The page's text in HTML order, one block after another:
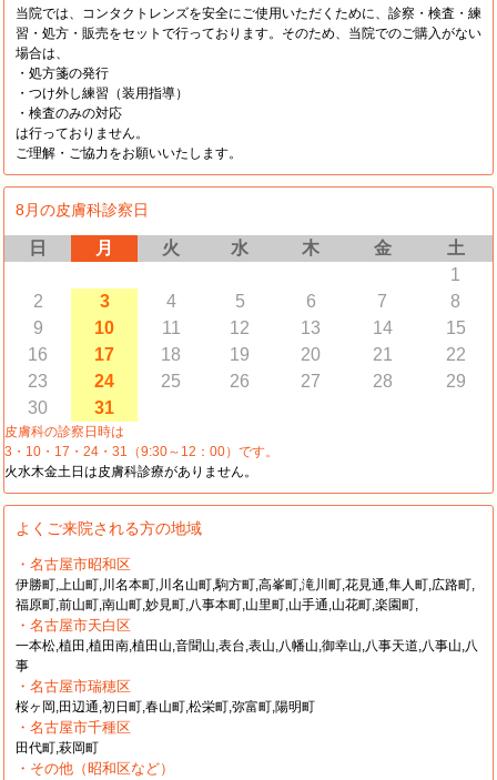
当院では、コンタクトレンズを安全にご使用いただくために、診察・検査・練
習・処方・販売をセットで行っております。そのため、当院でのご購入がない
場合は、
・処方箋の発行
・つけ外し練習（装用指導）
・検査のみの対応
は行っておりません。
ご理解・ご協力をお願いいたします。
8月の皮膚科診察日
日 月 火 水 木 金
土
1
2
3 4 5 6 7
8
9
10 11 12 13 14
15
16
17 18 19 20 21
22
23
24 25 26 27 28
29
30
31
皮膚科の診察日時は
3・10・17・24・31（9:30～12：00）です。
火水木金土日は皮膚科診療がありません。
よくご来院される方の地域
・名古屋市昭和区
伊勝町,上山町,川名本町,川名山町,駒方町,高峯町,滝川町,花見通,隼人町,広路町,
福原町,前山町,南山町,妙見町,八事本町,山里町,山手通,山花町,楽園町,
・名古屋市天白区
一本松,植田,植田南,植田山,音聞山,表台,表山,八幡山,御幸山,八事天道,八事山,八
事
・名古屋市瑞穂区
桜ヶ岡,田辺通,初日町,春山町,松栄町,弥富町,陽明町
・名古屋市千種区
田代町,萩岡町
・その他（昭和区など）